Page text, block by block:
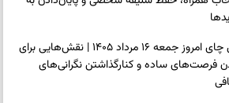
فال چای امروز جمعه ۱۶ مرداد ۱۴۰۵ | نقش‌هایی برای
فرصت‌های ساده و کنارگذاشتن نگرانی‌های